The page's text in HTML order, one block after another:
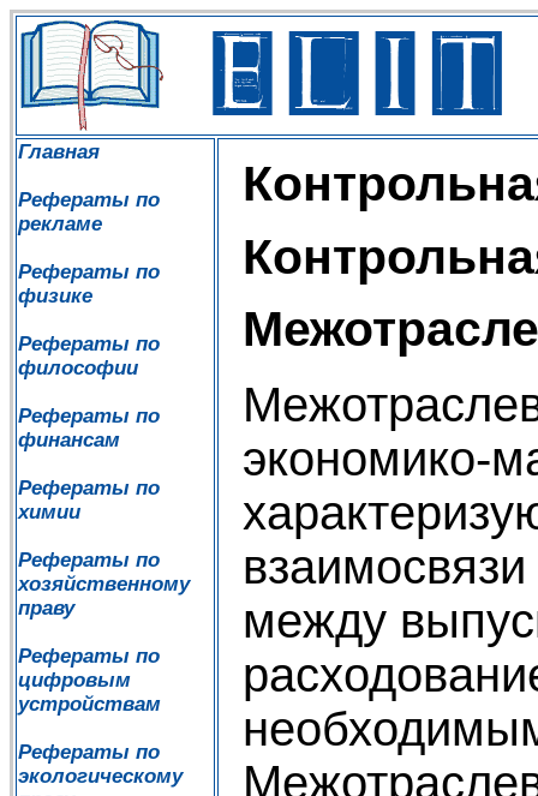
Главная
Рефераты по
рекламе
Рефераты по
физике
Рефераты по
философии
Рефераты по
финансам
Рефераты по
химии
Рефераты по
хозяйственному
праву
Рефераты по
цифровым
устройствам
Рефераты по
экологическому
экономико-
между